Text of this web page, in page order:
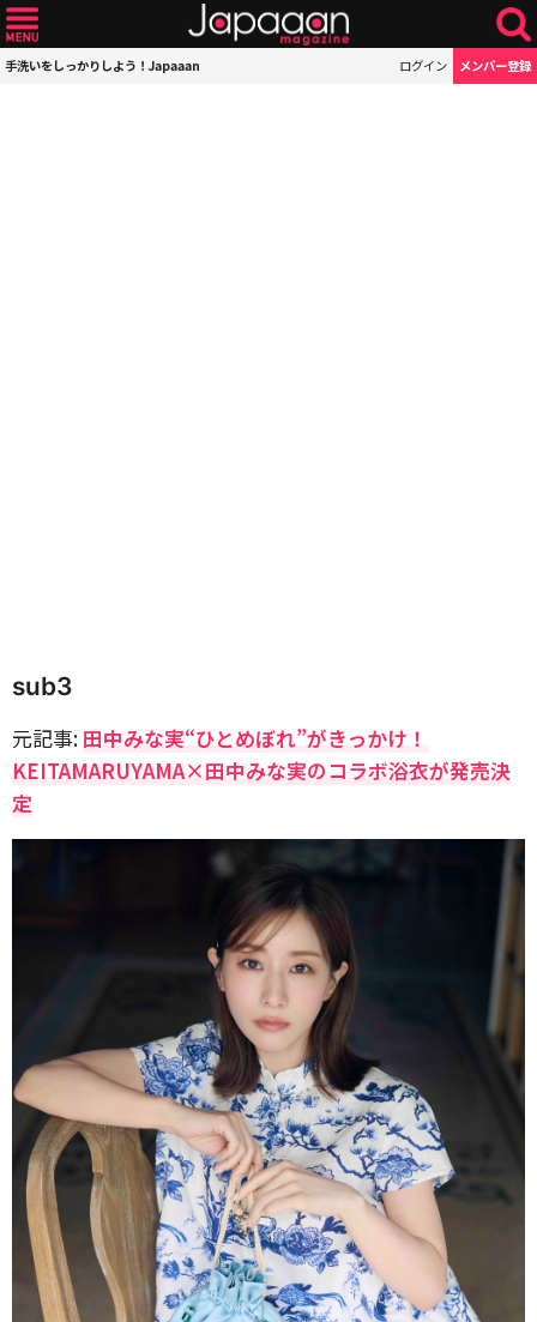
手洗いをしっかりしよう！Japaaan ログイン メンバー登録
sub3
元記事: 田中みな実“ひとめぼれ”がきっかけ！
KEITAMARUYAMA×田中みな実のコラボ浴衣が発売決
定